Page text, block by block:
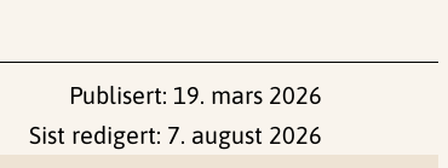
Publisert: 19. mars 2026
Sist redigert: 7. august 2026